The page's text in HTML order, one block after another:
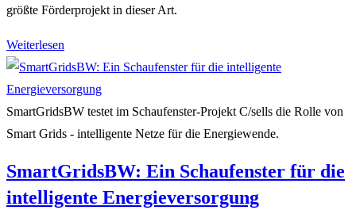
größte Förderprojekt in dieser Art.
Weiterlesen
mit
Dr.
Albrecht
Reuter
Modellprojekt
C/sells
SmartGridsBW testet im Schaufenster-Projekt C/sells die Rolle von
Smart Grids - intelligente Netze für die Energiewende.
SmartGridsBW: Ein Schaufenster für die
intelligente Energieversorgung